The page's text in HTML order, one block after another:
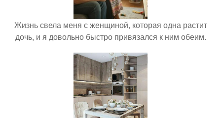
Жизнь свела меня с женщиной, которая одна растит
дочь, и я довольно быстро привязался к ним обеим.